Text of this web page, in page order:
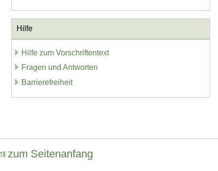
Hilfe
Hilfe zum Vorschriftentext
Fragen und Antworten
Barrierefreiheit
zum Seitenanfang